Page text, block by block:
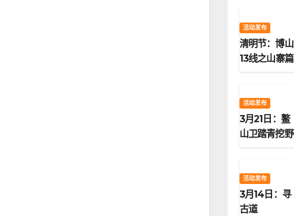
活动发布
清明节：博山
13线之山寨篇
活动发布
3月21日：鳌
山卫踏青挖野
活动发布
3月14日：寻
古道